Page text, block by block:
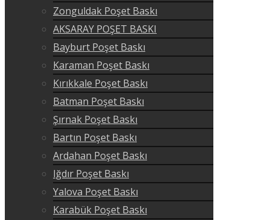
Zonguldak Poşet Baskı
AKSARAY POŞET BASKI
Bayburt Poşet Baskı
Karaman Poşet Baskı
Kırıkkale Poşet Baskı
Batman Poşet Baskı
Şırnak Poşet Baskı
Bartın Poşet Baskı
Ardahan Poşet Baskı
Iğdır Poşet Baskı
Yalova Poşet Baskı
Karabük Poşet Baskı